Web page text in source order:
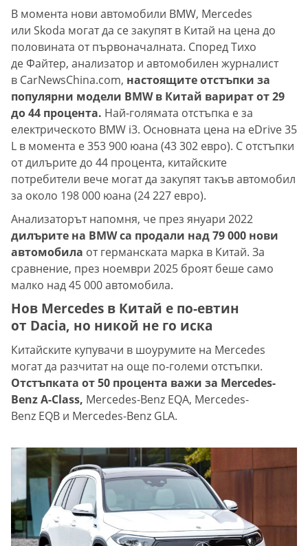
В момента нови автомобили BMW, Mercedes
или Skoda могат да се закупят в Китай на цена до
половината от първоначалната. Според Тихо
де Файтер, анализатор и автомобилен журналист
в CarNewsChina.com, настоящите отстъпки за
популярни модели BMW в Китай варират от 29
до 44 процента. Най-голямата отстъпка е за
електрическото BMW i3. Основната цена на eDrive 35
L в момента е 353 900 юана (43 302 евро). С отстъпки
от дилърите до 44 процента, китайските
потребители вече могат да закупят такъв автомобил
за около 198 000 юана (24 227 евро).
Анализаторът напомня, че през януари 2022
дилърите на BMW са продали над 79 000 нови
автомобила от германската марка в Китай. За
сравнение, през ноември 2025 броят беше само
малко над 45 000 автомобила.
Нов Mercedes в Китай е по-евтин
от Dacia, но никой не го иска
Китайските купувачи в шоурумите на Mercedes
могат да разчитат на още по-големи отстъпки.
Отстъпката от 50 процента важи за Mercedes-
Benz A-Class, Mercedes-Benz EQA, Mercedes-
Benz EQB и Mercedes-Benz GLA.